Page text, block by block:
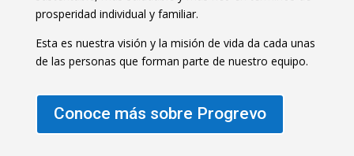
prosperidad individual y familiar.
Esta es nuestra visión y la misión de vida da cada unas
de las personas que forman parte de nuestro equipo.
Conoce más sobre Progrevo